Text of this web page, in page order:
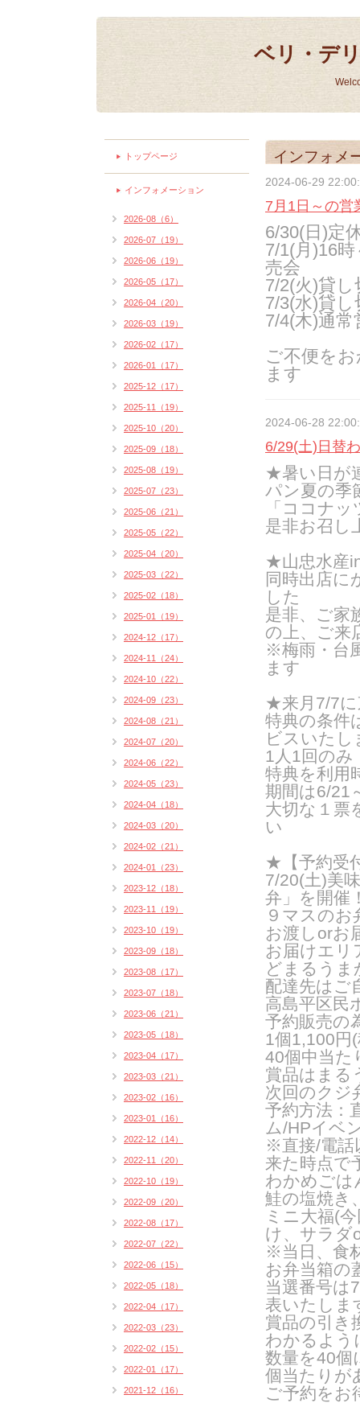
ベリ・デ
インフォメ
2024-06-29
7月1日～の営
6/30(日)定
7/1(月)16
売会
7/2(火)貸
7/3(水)貸
7/4(木)通常
ご不便を
ます
2024-06-28
6/29(土)日替
★暑い日が
パン夏の季
「ココナ
是非お召し
★山忠水産
同時出店に
した
是非、ご家
の上、ご来
※梅雨・台
ます
★来月7/7に
特典の条件
ビスいたし
1人1回の
特典を利用
期間は6/21
大切な１票
い
★【予約受
7/20(土)美
弁」を開催
９マスの
お渡し orお
お届けエリ
どまるうま
配達先はご
高島平区民
予約販売の
1個1,100円 (
40個中当た
賞品はまる
次回のクジ
予約方法：
ム/HPイベ
※直接/電
来た時点で
わかめごは
鮭の塩焼き
ミニ大福(
け、サラダ
※当日、食
お弁当箱の
当選番号は
表いたしま
賞品の引き
わかるよう
数量を40個
個当たりが
ご予約をお
トップページ
インフォメーション
2026-08（6）
2026-07（19）
2026-06（19）
2026-05（17）
2026-04（20）
2026-03（19）
2026-02（17）
2026-01（17）
2025-12（17）
2025-11（19）
2025-10（20）
2025-09（18）
2025-08（19）
2025-07（23）
2025-06（21）
2025-05（22）
2025-04（20）
2025-03（22）
2025-02（18）
2025-01（19）
2024-12（17）
2024-11（24）
2024-10（22）
2024-09（23）
2024-08（21）
2024-07（20）
2024-06（22）
2024-05（23）
2024-04（18）
2024-03（20）
2024-02（21）
2024-01（23）
2023-12（18）
2023-11（19）
2023-10（19）
2023-09（18）
2023-08（17）
2023-07（18）
2023-06（21）
2023-05（18）
2023-04（17）
2023-03（21）
2023-02（16）
2023-01（16）
2022-12（14）
2022-11（20）
2022-10（19）
2022-09（20）
2022-08（17）
2022-07（22）
2022-06（15）
2022-05（18）
2022-04（17）
2022-03（23）
2022-02（15）
2022-01（17）
2021-12（16）